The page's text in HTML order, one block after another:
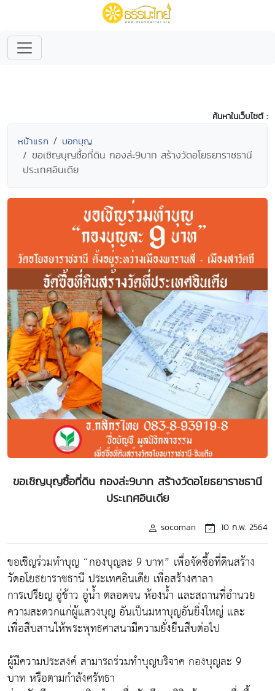
ค้นหาในเว็บไซต์ :
หน้าแรก บอกบุญ
ขอเชิญบุญซื้อที่ดิน กองล่ะ9บาท สร้างวัดอโยธยาราชธานี
ประเทศอินเดีย
ขอเชิญบุญซื้อที่ดิน กองล่ะ9บาท สร้างวัดอโยธยาราชธานี
ประเทศอินเดีย
socoman 10 ก.พ. 2564
ขอเชิญร่วมทำบุญ “กองบุญละ 9 บาท” เพื่อจัดซื้อที่ดินสร้าง
วัดอโยธยาราชธานี ประเทศอินเดีย เพื่อสร้างศาลา
การเปรียญ อู่ข้าว อู่น้ำ ตลอดจน ห้องน้ำ และสถานที่อำนวย
ความสะดวกแก่ผู้แสวงบุญ อันเป็นมหาบุญอันยิ่งใหญ่ และ
เพื่อสืบสานให้พระพุทธศาสนามีความยั่งยืนสืบต่อไป
ผู้มีความประสงค์ สามารถร่วมทำบุญบริจาค กองบุญละ 9
บาท หรือตามกำลังศรัทธา